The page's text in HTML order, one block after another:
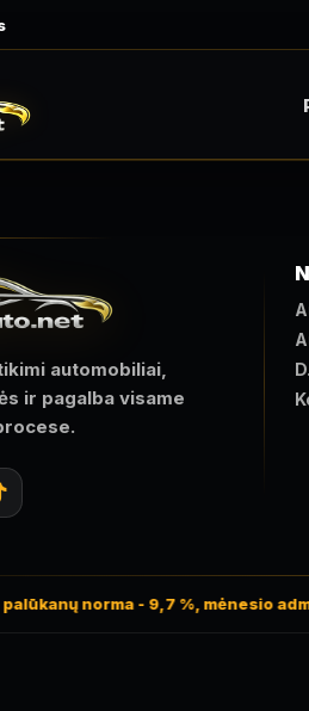
automobiliai,
ir pagalba visame
norma - 9,7 %, mėnesio